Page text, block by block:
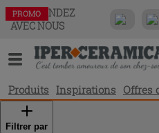
COMMANDEZ
AVEC NOUS
Produits Inspirations Offres
Filtrer par
PROMO
PROMO
PROMO
PROMO
PROMO
PROMO
PROMO
PROMO
PROMO
PROMO
PROMO
PROMO
PROMO
PROMO
PROMO